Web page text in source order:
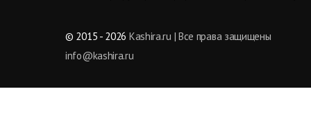
© 2015 - 2026 Kashira.ru | Все права защищены
info@kashira.ru